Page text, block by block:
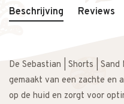
Beschrijving Reviews
De Sebastian | Shorts |
gemaakt van een zachte en
op de huid en zorgt voor